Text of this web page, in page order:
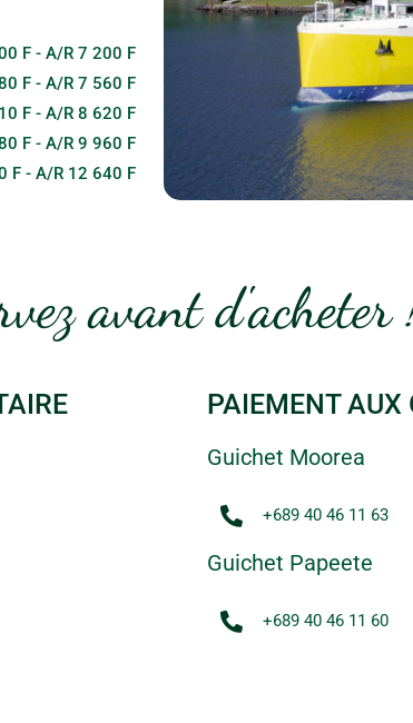
F - A/R 7 200 F
F - A/R 7 560 F
F - A/R 8 620 F
F - A/R 9 960 F
F - A/R 12 640 F
avant d'acheter
PAIEMENT AUX
Guichet Moorea
+689 40 46 11 63
Guichet Papeete
+689 40 46 11 60